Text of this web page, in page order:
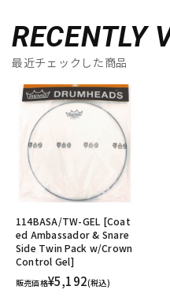
RECENTLY
最近チェックした商品
114BASA/TW-GEL [Coat
ed Ambassador & Snare
Side Twin Pack w/Crown
Control Gel]
販売価格¥5,192(税込)